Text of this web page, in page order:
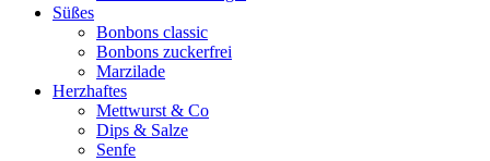
Süßes
Bonbons classic
Bonbons zuckerfrei
Marzilade
Herzhaftes
Mettwurst & Co
Dips & Salze
Senfe